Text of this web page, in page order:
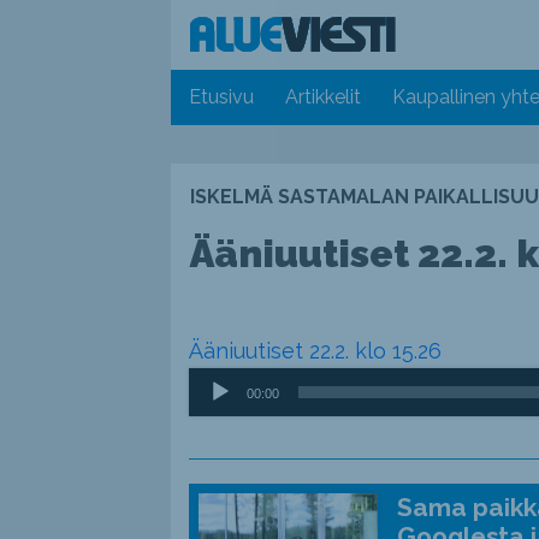
Etusivu Artikkelit Kaupallinen
ISKELMÄ SASTAMALAN
Ääniuutiset 22.2.
Ääniuutiset 22.2. klo 15.26
Äänitoistin
00:00
Sama